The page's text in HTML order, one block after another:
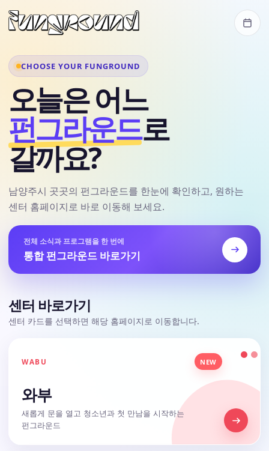
CHOOSE YOUR FUNGROUND
오늘은 어느
펀그라운드로
갈까요?
남양주시 곳곳의 펀그라운드를 한눈에 확인하고, 원하는
센터 홈페이지로 바로 이동해 보세요.
전체 소식과 프로그램을 한 번에
통합 펀그라운드 바로가기
센터 바로가기
센터 카드를 선택하면 해당 홈페이지로 이동합니다.
WABU NEW
와부
새롭게 문을 열고 청소년과 첫 만남을 시작하는
펀그라운드